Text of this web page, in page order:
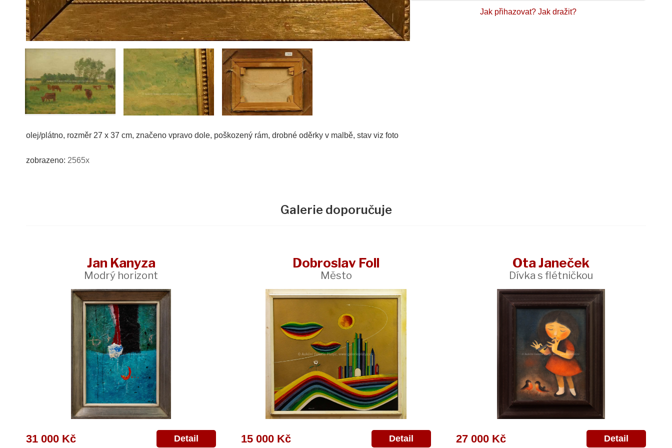
olej/plátno, rozměr 27 x 37 cm, značeno vpravo dole, poškozený rám, drobné oděrky v malbě, stav viz foto
zobrazeno: 2565x
Jak přihazovat? Jak dražit?
Galerie doporučuje
Jan Kanyza
Modrý horizont
31 000 Kč Detail
Dobroslav Foll
Město
15 000 Kč Detail
Ota Janeček
Dívka s flétničkou
27 000 Kč Detail